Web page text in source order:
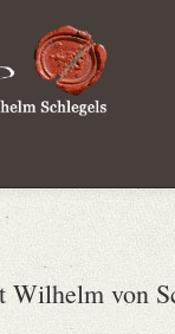
Wilhelm von